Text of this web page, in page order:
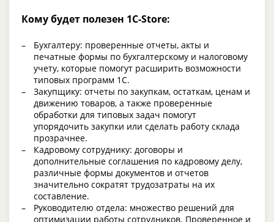
Кому будет полезен 1С-Store:
Бухгалтеру: проверенные отчеты, акты и
печатные формы по бухгалтерскому и налоговому
учету, которые помогут расширить возможности
типовых программ 1С.
Закупщику: отчеты по закупкам, остаткам, ценам и
движению товаров, а также проверенные
обработки для типовых задач помогут
упорядочить закупки или сделать работу склада
прозрачнее.
Кадровому сотруднику: договоры и
дополнительные соглашения по кадровому делу,
различные формы документов и отчетов
значительно сократят трудозатраты на их
составление.
Руководителю отдела: множество решений для
оптимизации работы сотрудников. Проверенное и